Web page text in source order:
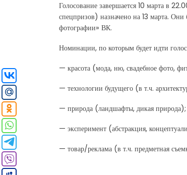
Голосование завершается 10 марта в
спецпризов) назначено на 13 марта.
фотографии» ВК.
Номинации, по которым будет идти
— красота (мода, ню, свадебное фото,
— технологии будущего (в т.ч.
— природа (ландшафты, дикая природа);
— эксперимент (абстракция,
— товар/реклама (в т.ч. предметная